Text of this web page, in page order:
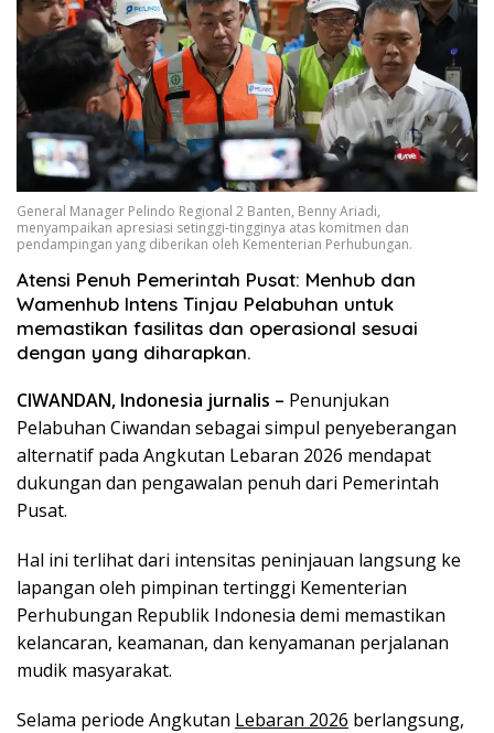
General Manager Pelindo Regional 2 Banten, Benny Ariadi,
menyampaikan apresiasi setinggi-tingginya atas komitmen dan
pendampingan yang diberikan oleh Kementerian Perhubungan.
Atensi Penuh Pemerintah Pusat: Menhub dan
Wamenhub Intens Tinjau Pelabuhan untuk
memastikan fasilitas dan operasional sesuai
dengan yang diharapkan.
CIWANDAN, Indonesia jurnalis – Penunjukan
Pelabuhan Ciwandan sebagai simpul penyeberangan
alternatif pada Angkutan Lebaran 2026 mendapat
dukungan dan pengawalan penuh dari Pemerintah
Pusat.
Hal ini terlihat dari intensitas peninjauan langsung ke
lapangan oleh pimpinan tertinggi Kementerian
Perhubungan Republik Indonesia demi memastikan
kelancaran, keamanan, dan kenyamanan perjalanan
mudik masyarakat.
Selama periode Angkutan Lebaran 2026 berlangsung,